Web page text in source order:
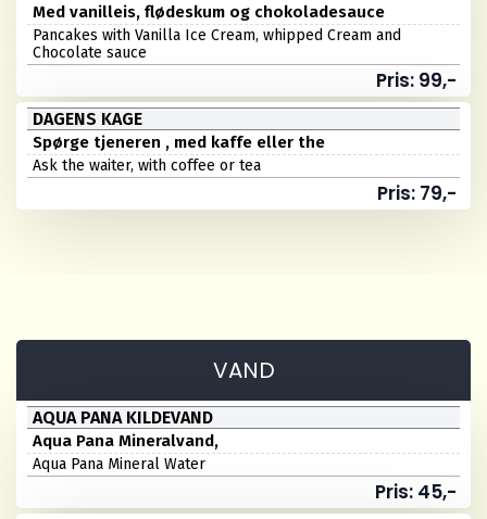
Med vanilleis, flødeskum og chokoladesauce
Pancakes with Vanilla Ice Cream, whipped Cream and
Chocolate sauce
Pris: 99,-
DAGENS KAGE
Spørge tjeneren , med kaffe eller the
Ask the waiter, with coffee or tea
Pris: 79,-
VAND
AQUA PANA KILDEVAND
Aqua Pana Mineralvand,
Aqua Pana Mineral Water
Pris: 45,-